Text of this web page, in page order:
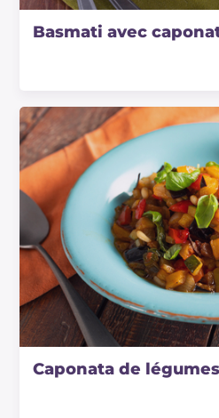
Basmati avec
Caponata de légumes